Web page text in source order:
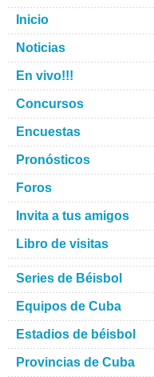
Inicio
Noticias
En vivo!!!
Concursos
Encuestas
Pronósticos
Foros
Invita a tus amigos
Libro de visitas
Series de Béisbol
Equipos de Cuba
Estadios de béisbol
Provincias de Cuba